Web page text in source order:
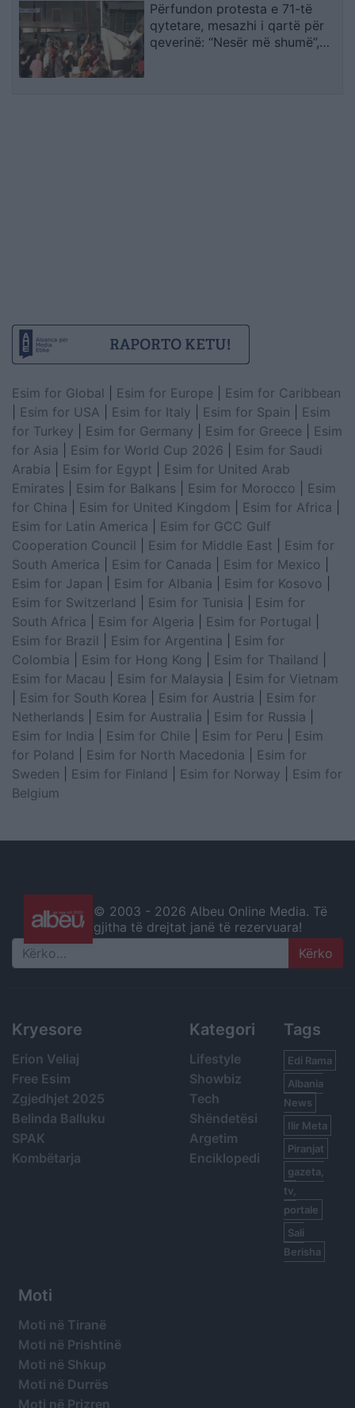
Përfundon protesta e 71-të
qytetare, mesazhi i qartë për
qeverinë: “Nesër më shumë”,
Esim for Global Esim for Europe
Esim for Caribbean
Esim for USA Esim for Italy Esim for Spain
Esim
for Turkey
Esim for Germany Esim for Greece
Esim
for Asia
Esim for World Cup 2026
Esim for Saudi
Arabia
Esim for Egypt
Esim for United Arab
Emirates
Esim for Balkans Esim for Morocco
Esim
for China
Esim for United Kingdom Esim for Africa
Esim for Latin America
Esim for GCC Gulf
Cooperation Council
Esim for Middle East
Esim for
South America
Esim for Canada Esim for Mexico
Esim for Japan
Esim for Albania Esim for Kosovo
Esim for Switzerland
Esim for Tunisia
Esim for
South Africa
Esim for Algeria Esim for Portugal
Esim for Brazil
Esim for Argentina
Esim for
Colombia
Esim for Hong Kong Esim for Thailand
Esim for Macau
Esim for Malaysia
Esim for Vietnam
Esim for South Korea Esim for Austria
Esim for
Netherlands
Esim for Australia Esim for Russia
Esim for India
Esim for Chile Esim for Peru
Esim
for Poland
Esim for North Macedonia
Esim for
Sweden
Esim for Finland Esim for Norway
Esim for
Belgium
© 2003 - 2026 Albeu Online Media. Të
gjitha të drejtat janë të rezervuara!
Search
Kryesore
Erion Veliaj
Free Esim
Zgjedhjet 2025
Belinda Balluku
SPAK
Kombëtarja
Kategori
Lifestyle
Showbiz
Tech
Shëndetësi
Argetim
Enciklopedi
Tags
Edi Rama
Albania
News
Ilir Meta
Piranjat
gazeta,
tv,
portale
Sali
Berisha
Moti
Moti në Tiranë
Moti në Prishtinë
Moti në Shkup
Moti në Durrës
Moti në Prizren